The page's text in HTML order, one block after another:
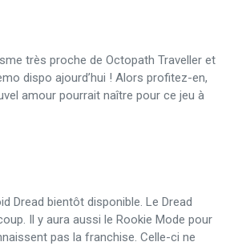
très proche de Octopath Traveller et
dispo ajourd’hui ! Alors profitez-en,
amour pourrait naître pour ce jeu à
Dread bientôt disponible. Le Dread
Il y aura aussi le Rookie Mode pour
pas la franchise. Celle-ci ne